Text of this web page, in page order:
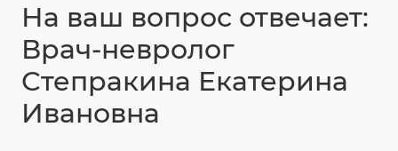
На ваш вопрос отвечает:
Врач-невролог
Степракина Екатерина
Ивановна